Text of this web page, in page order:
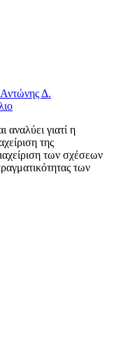
Αντώνης Δ.
αναλύει γιατί η
της
των σχέσεων
των